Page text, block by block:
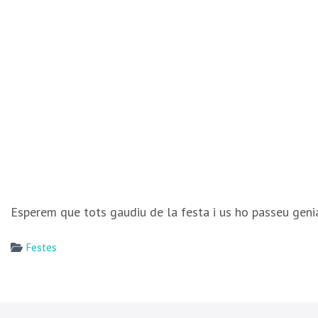
Esperem que tots gaudiu de la festa i us ho passeu
Festes